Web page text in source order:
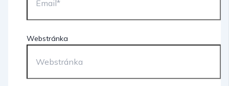
Webstránka